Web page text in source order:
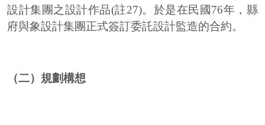
設計集團之設計作品(註27)。於是在民國76年，縣
府與象設計集團正式簽訂委託設計監造的合約。
（二）規劃構想